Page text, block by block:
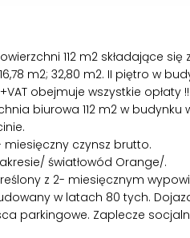
112 m2 składające się
16,78 m2; 32,80 m2. II piętro w
obejmuje wszystkie opłaty
biurowa 112 m2 w budynku
czynsz brutto.
światłowód Orange/.
z 2- miesięcznym
w latach 80 tych.
parkingowe. Zaplecze